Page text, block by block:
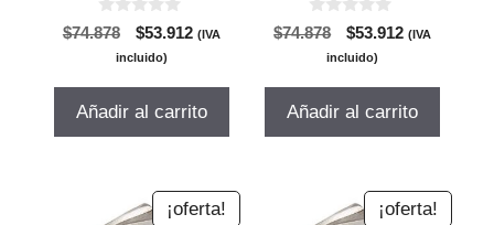
0
d
$74.878
El
precio
era:
$53.912El(IVA
incluido)
Añadir al carrito
0
d
$74.878
El
precio
era:
$53.912El(IVA
incluido)
Añadir al carrito
¡oferta! ¡oferta!